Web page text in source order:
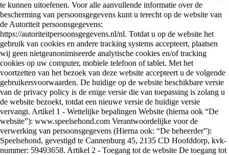
te kunnen uitoefenen. Voor alle aanvullende informatie over de
bescherming van persoonsgegevens kunt u terecht op de website van
de Autoriteit persoonsgegevens:
https://autoriteitpersoonsgegevens.nl/nl. Totdat u op de website het
gebruik van cookies en andere tracking systems accepteert, plaatsen
wij geen nietgeanonimiseerde analytische cookies en/of tracking
cookies op uw computer, mobiele telefoon of tablet. Met het
voortzetten van het bezoek van deze website accepteert u de volgende
gebruikersvoorwaarden. De huidige op de website beschikbare versie
van de privacy policy is de enige versie die van toepassing is zolang u
de website bezoekt, totdat een nieuwe versie de huidige versie
vervangt. Artikel 1 - Wettelijke bepalingen Website (hierna ook “De
website”): www.speelsehond.com Verantwoordelijke voor de
verwerking van persoonsgegevens (Hierna ook: “De beheerder”):
Speelsehond, gevestigd te Cannenburg 45, 2135 CD Hoofddorp, kvk-
nummer: 59493658. Artikel 2 - Toegang tot de website De toegang tot